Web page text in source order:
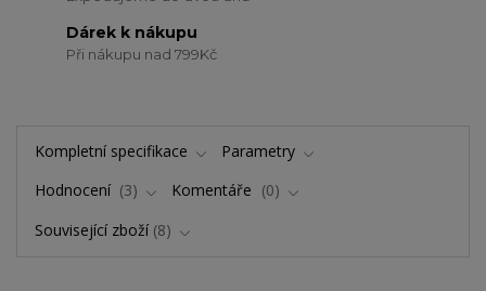
Dárek k nákupu
Při nákupu nad 799Kč
Kompletní specifikace
Parametry
Hodnocení
3 Komentáře
0
Související zboží 8